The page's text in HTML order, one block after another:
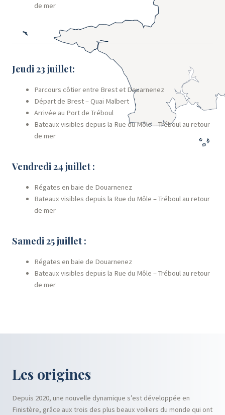
de mer
Jeudi 23 juillet:
Parcours côtier entre Brest et Douarnenez
Départ de Brest – Quai Malbert
Arrivée au Port de Tréboul
Bateaux visibles depuis la Rue du Môle – Tréboul au retour
de mer
Vendredi 24 juillet :
Régates en baie de Douarnenez
Bateaux visibles depuis la Rue du Môle – Tréboul au retour
de mer
Samedi 25 juillet :
Régates en baie de Douarnenez
Bateaux visibles depuis la Rue du Môle – Tréboul au retour
de mer
Les origines
Depuis 2020, une nouvelle dynamique s’est développée en
Finistère, grâce aux trois des plus beaux voiliers du monde qui ont